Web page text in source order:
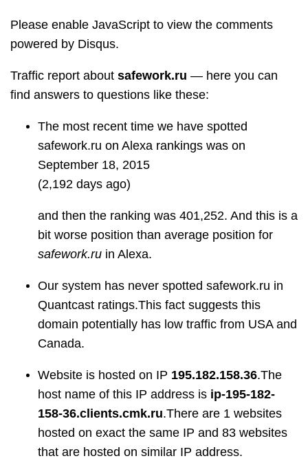
Please enable JavaScript to view the comments
powered by Disqus.
Traffic report about safework.ru — here you can
find answers to questions like these:
The most recent time we have spotted
safework.ru on Alexa rankings was on
September 18, 2015
(2,192 days ago)
and then the ranking was 401,252. And this is a
bit worse position than average position for
safework.ru in Alexa.
Our system has never spotted safework.ru in
Quantcast ratings.This fact suggests this
domain potentially has low traffic from USA and
Canada.
Website is hosted on IP 195.182.158.36.The
host name of this IP address is ip-195-182-
158-36.clients.cmk.ru.There are 1 websites
hosted on exact the same IP and 83 websites
that are hosted on similar IP address.